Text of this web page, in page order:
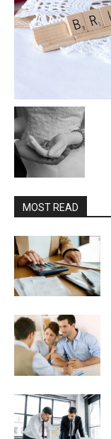
MOST READ